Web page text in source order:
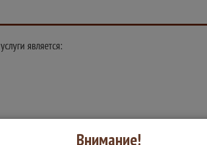
является:
Внимание!